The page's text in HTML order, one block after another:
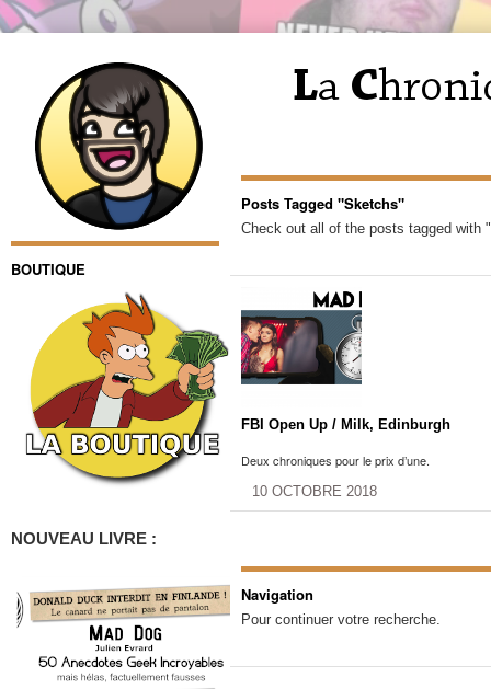
BOUTIQUE
NOUVEAU LIVRE :
Posts Tagged "Sketchs"
Check out all of the posts tagged with
FBI Open Up / Milk, Edinburgh
Deux chroniques pour le prix d’une.
10 OCTOBRE 2018
Navigation
Pour continuer votre recherche.